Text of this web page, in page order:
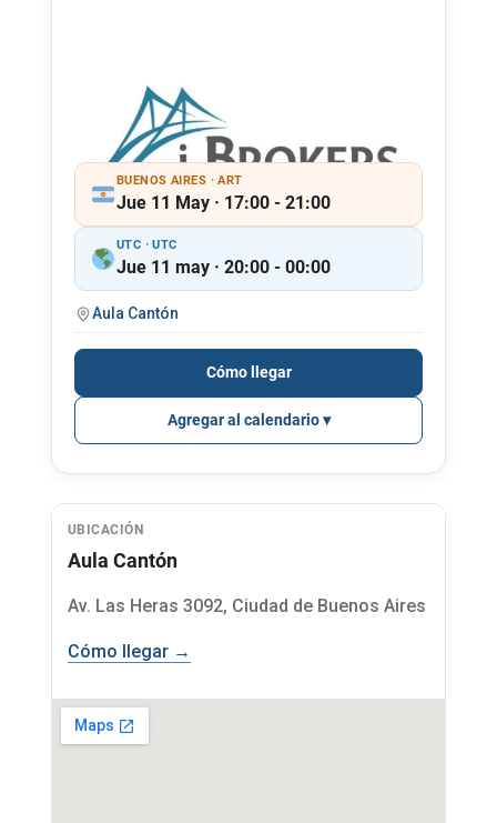
BUENOS AIRES · ART
Jue 11 May · 17:00 - 21:00
UTC · UTC
Jue 11 may · 20:00 - 00:00
Aula Cantón
Cómo llegar
Agregar al calendario
UBICACIÓN
Aula Cantón
Av. Las Heras 3092, Ciudad de Buenos Aires
Cómo llegar →